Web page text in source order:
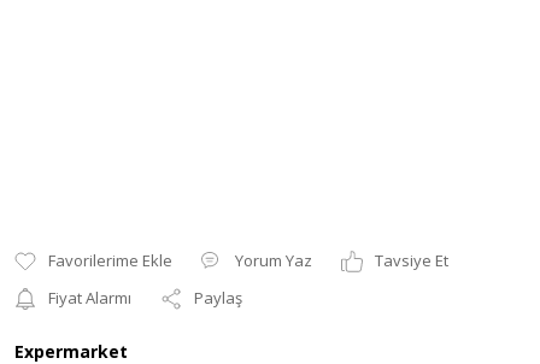
Yorum Yaz
Tavsiye Et
Fiyat Alarmı
Paylaş
Expermarket